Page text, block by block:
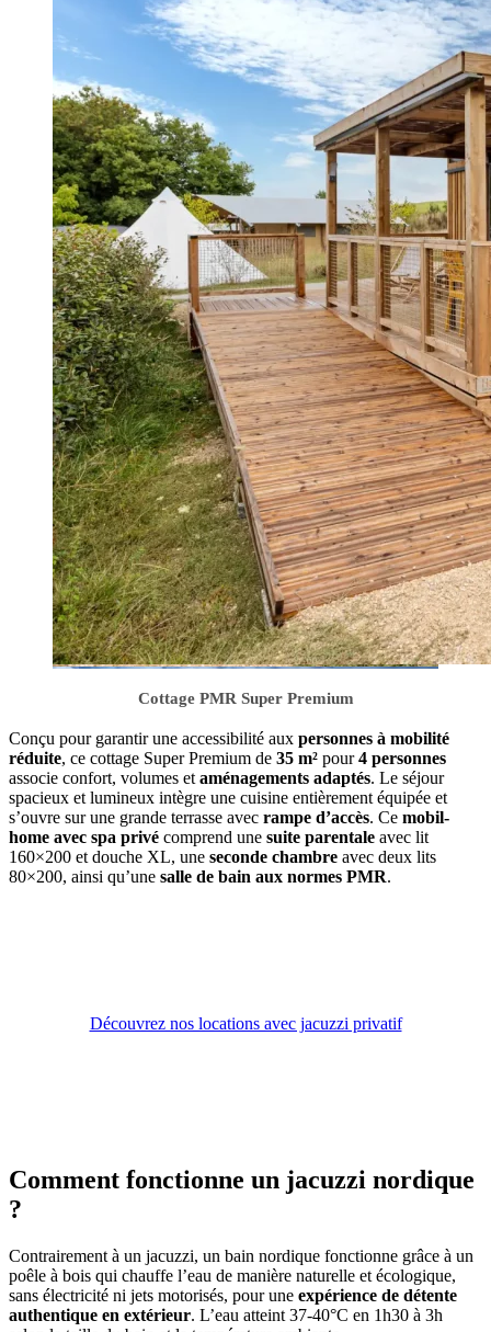
Cottage PMR Super Premium
Conçu pour garantir une accessibilité aux personnes à mobilité
réduite, ce cottage Super Premium de 35 m² pour4 personnes
associe confort, volumes et aménagements adaptés. Le séjour
spacieux et lumineux intègre une cuisine entièrement équipée et
s’ouvre sur une grande terrasse avec rampe d’accès. Ce mobil-
home avec spa privé comprend une suite parentale avec lit
160×200 et douche XL, une seconde chambre avec deux lits
80×200, ainsi qu’une salle de bain aux normes PMR.
Découvrez nos locations avec jacuzzi privatif
Comment fonctionne un jacuzzi nordique
?
Contrairement à un jacuzzi, un bain nordique fonctionne grâce à un
poêle à bois qui chauffe l’eau de manière naturelle et écologique,
sans électricité ni jets motorisés, pour une expérience de détente
authentique en extérieur. L’eau atteint 37-40°C en 1h30 à 3h